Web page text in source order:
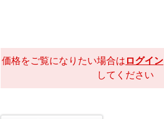
価格をご覧になりたい場合は ログイン
してください